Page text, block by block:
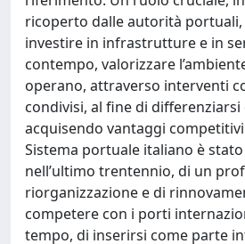
ricoperto dalle autorità portuali,
investire in infrastrutture e in
contempo, valorizzare
operano, attraverso interventi
condivisi, al fine di
acquisendo vantaggi
Sistema portuale italiano è
nell’ultimo trentennio, di un
riorganizzazione e di
competere con i porti
tempo, di inserirsi come parte